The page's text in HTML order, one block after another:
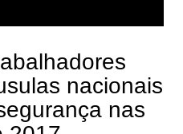
nacionais
nas